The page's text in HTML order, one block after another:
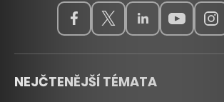
NEJČTENĚJŠÍ TÉMATA